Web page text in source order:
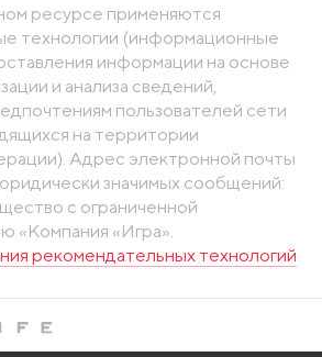
ресурсе применяются
технологии (информационные
информации на основе
и анализа сведений,
пользователей сети
на территории
Адрес электронной почты
значимых сообщений:
с ограниченной
«Компания «Игра».
рекомендательных технологий